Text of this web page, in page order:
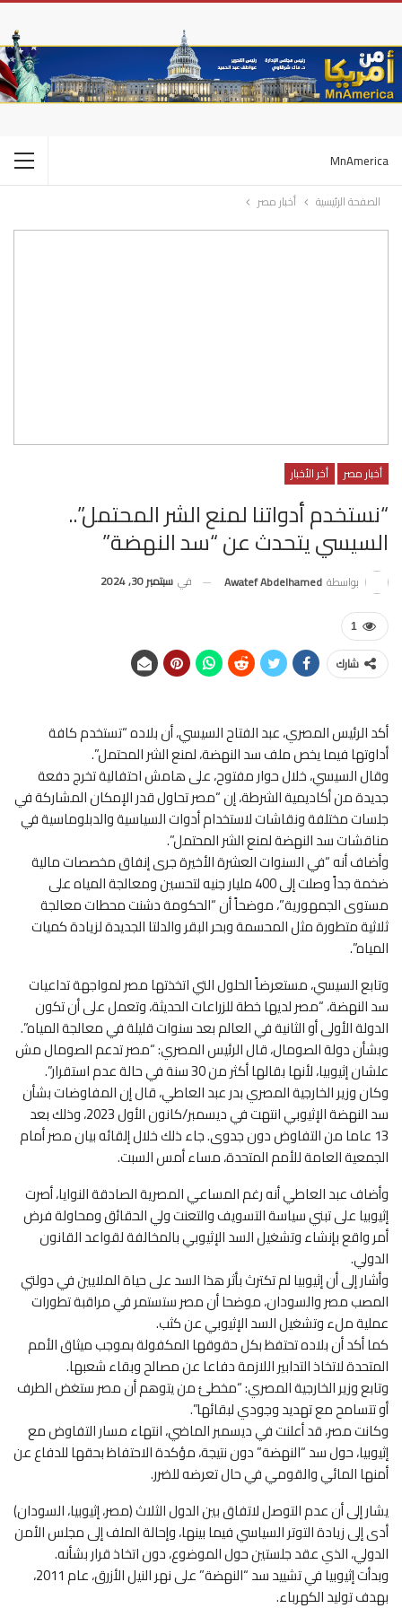
MnAmerica
الصفحة الرئيسية أخبار مصر
أخبار مصر أخر الأخبار
“نستخدم أدواتنا لمنع الشر المحتمل”..
السيسي يتحدث عن “سد النهضة”
بواسطة Awatef Abdelhamed في سبتمبر 30, 2024
1
شارك
أكد الرئيس المصري، عبد الفتاح السيسي، أن بلاده “تستخدم كافة
أداوتها فيما يخص ملف سد النهضة، لمنع الشر المحتمل”.
وقال السيسي، خلال حوار مفتوح، على هامش احتفالية تخرج دفعة
جديدة من أكاديمية الشرطة، إن “مصر تحاول قدر الإمكان المشاركة في
جلسات مختلفة ونقاشات لاستخدام أدوات السياسية والدبلوماسية في
مناقشات سد النهضة لمنع الشر المحتمل”.
وأضاف أنه “في السنوات العشرة الأخيرة جرى إنفاق مخصصات مالية
ضخمة جداً وصلت إلى 400 مليار جنيه لتحسين ومعالجة المياه على
مستوى الجمهورية”، موضحاً أن “الحكومة دشنت محطات معالجة
ثلاثية متطورة مثل المحسمة وبحر البقر والدلتا الجديدة لزيادة كميات
المياه”.
وتابع السيسي، مستعرضاً الحلول التي اتخذتها مصر لمواجهة تداعيات
سد النهضة، “مصر لديها خطة للزراعات الحديثة، وتعمل على أن تكون
الدولة الأولى أو الثانية في العالم بعد سنوات قليلة في معالجة المياه”.
وبشأن دولة الصومال، قال الرئيس المصري: “مصر تدعم الصومال مش
علشان إثيوبيا، لأنها بقالها أكثر من 30 سنة في حالة عدم استقرار”.
وكان وزير الخارجية المصري بدر عبد العاطي، قال إن المفاوضات بشأن
سد النهضة الإثيوبي انتهت في ديسمبر/كانون الأول 2023، وذلك بعد
13 عاما من التفاوض دون جدوى. جاء ذلك خلال إلقائه بيان مصر أمام
الجمعية العامة للأمم المتحدة، مساء أمس السبت.
وأضاف عبد العاطي أنه رغم المساعي المصرية الصادقة النوايا، أصرت
إثيوبيا على تبني سياسة التسويف والتعنت ولي الحقائق ومحاولة فرض
أمر واقع بإنشاء وتشغيل السد الإثيوبي بالمخالفة لقواعد القانون
الدولي.
وأشار إلى أن إثيوبيا لم تكترث بأثر هذا السد على حياة الملايين في دولتي
المصب مصر والسودان، موضحا أن مصر ستستمر في مراقبة تطورات
عملية ملء وتشغيل السد الإثيوبي عن كثب.
كما أكد أن بلاده تحتفظ بكل حقوقها المكفولة بموجب ميثاق الأمم
المتحدة لاتخاذ التدابير اللازمة دفاعا عن مصالح وبقاء شعبها.
وتابع وزير الخارجية المصري: “مخطئ من يتوهم أن مصر ستغض الطرف
أو تتسامح مع تهديد وجودي لبقائها”.
وكانت مصر، قد أعلنت في ديسمبر الماضي، انتهاء مسار التفاوض مع
إثيوبيا، حول سد “النهضة” دون نتيجة، مؤكدة الاحتفاظ بحقها للدفاع عن
أمنها المائي والقومي في حال تعرضه للضرر.
يشار إلى أن عدم التوصل لاتفاق بين الدول الثلاث (مصر، إثيوبيا، السودان)
أدى إلى زيادة التوتر السياسي فيما بينها، وإحالة الملف إلى مجلس الأمن
الدولي، الذي عقد جلستين حول الموضوع، دون اتخاذ قرار بشأنه.
وبدأت إثيوبيا في تشييد سد “النهضة” على نهر النيل الأزرق، عام 2011،
بهدف توليد الكهرباء.